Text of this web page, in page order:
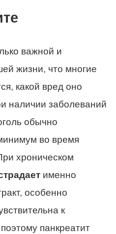
важной и
жизни, что многие
какой вред оно
наличии заболеваний
обычно
во время
хроническом
именно
особенно
к
панкреатит